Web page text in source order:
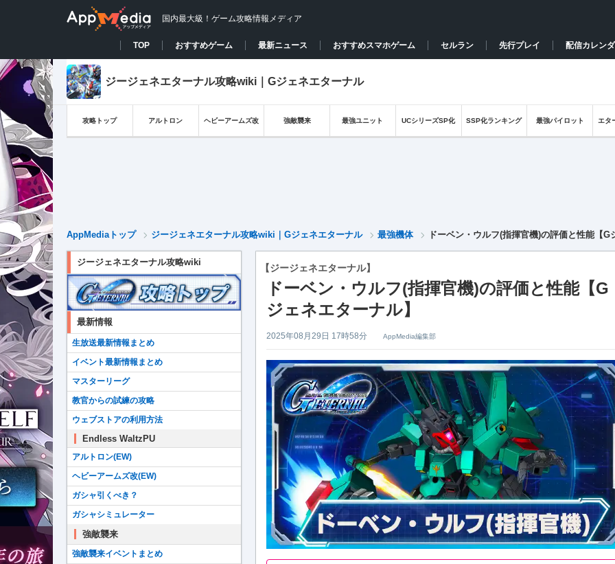
国内最大級！ゲーム攻略情報メディア
TOP おすすめゲーム 最新ニュース おすすめスマホゲーム セルラン 先行プレイ 配信カレン
ジージェネエターナル攻略wiki｜Gジェネエターナル
攻略トップ アルトロン ヘビーアームズ改 強敵襲来 最強ユニット UCシリーズSP化 SSP化ランキング 最強パイロット エタ
AppMediaトップ ジージェネエターナル攻略wiki｜Gジェネエターナル 最強機体 ドーベン・ウルフ(指揮官機)の評価と性能【G
【ジージェネエターナル】
ドーベン・ウルフ(指揮官機)の評価と性能【G
ジェネエターナル】
2025年08月29日 17時58分 AppMedia編集部
ジージェネエターナル攻略wiki
最新情報
生放送最新情報まとめ
イベント最新情報まとめ
マスターリーグ
教官からの試練の攻略
ウェブストアの利用方法
Endless WaltzPU
アルトロン(EW)
ヘビーアームズ改(EW)
ガシャ引くべき？
ガシャシミュレーター
強敵襲来
強敵襲来イベントまとめ